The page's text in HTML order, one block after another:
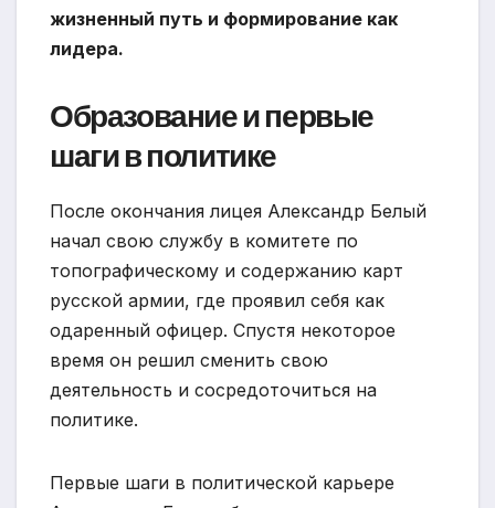
жизненный путь и формирование как
лидера.
Образование и первые
шаги в политике
После окончания лицея Александр Белый
начал свою службу в комитете по
топографическому и содержанию карт
русской армии, где проявил себя как
одаренный офицер. Спустя некоторое
время он решил сменить свою
деятельность и сосредоточиться на
политике.
Первые шаги в политической карьере